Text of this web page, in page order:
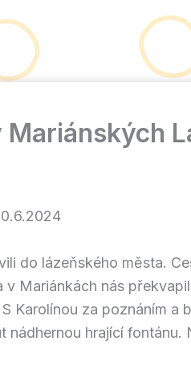
Mariánských
do lázeňského města.
v Mariánkách nás
Karolínou za poznáním
nádhernou hrající